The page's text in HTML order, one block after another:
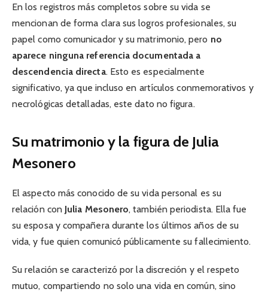
En los registros más completos sobre su vida se
mencionan de forma clara sus logros profesionales, su
papel como comunicador y su matrimonio, pero no
aparece ninguna referencia documentada a
descendencia directa. Esto es especialmente
significativo, ya que incluso en artículos conmemorativos y
necrológicas detalladas, este dato no figura.
Su matrimonio y la figura de Julia
Mesonero
El aspecto más conocido de su vida personal es su
relación con Julia Mesonero, también periodista. Ella fue
su esposa y compañera durante los últimos años de su
vida, y fue quien comunicó públicamente su fallecimiento.
Su relación se caracterizó por la discreción y el respeto
mutuo, compartiendo no solo una vida en común, sino